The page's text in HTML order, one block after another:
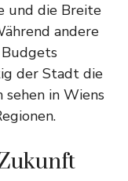
und die Breite
andere
der Stadt die
in Wiens